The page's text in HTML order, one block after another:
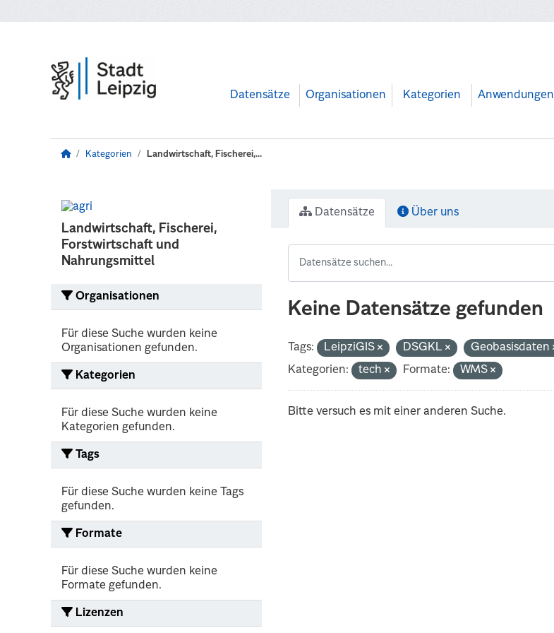
Datensätze Organisationen Kategorien Anwendungen
Kategorien Landwirtschaft, Fischerei,...
Landwirtschaft, Fischerei,
Forstwirtschaft und
Nahrungsmittel
Organisationen
Für diese Suche wurden keine
Organisationen gefunden.
Kategorien
Für diese Suche wurden keine
Kategorien gefunden.
Tags
Für diese Suche wurden keine Tags
gefunden.
Formate
Für diese Suche wurden keine
Formate gefunden.
Lizenzen
Datensätze Über uns
Keine Datensätze gefunden
Tags: LeipziGIS DSGKL Geobasisdaten
Kategorien:
tech Formate: WMS
Bitte versuch es mit einer anderen Suche.